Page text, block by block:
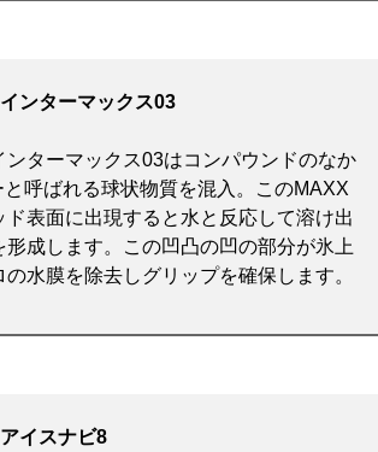
ンターマックス03
ンターマックス03はコンパウンドのなか
呼ばれる球状物質を混入。このMAXX
ド表面に出現すると水と反応して溶け出
形成します。この凹凸の凹の部分が氷上
水膜を除去しグリップを確保します。
イスナビ8